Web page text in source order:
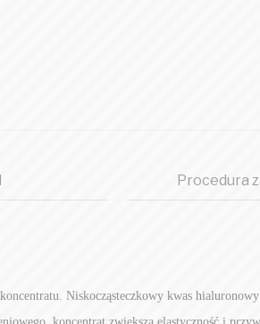
Procedura
Niskocząsteczkowy kwas